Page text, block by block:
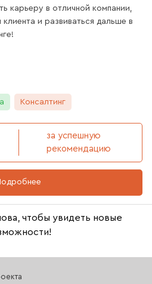
карьеру в отличной компании,
и развиваться дальше в
Консалтинг
за успешную
рекомендацию
чтобы увидеть новые